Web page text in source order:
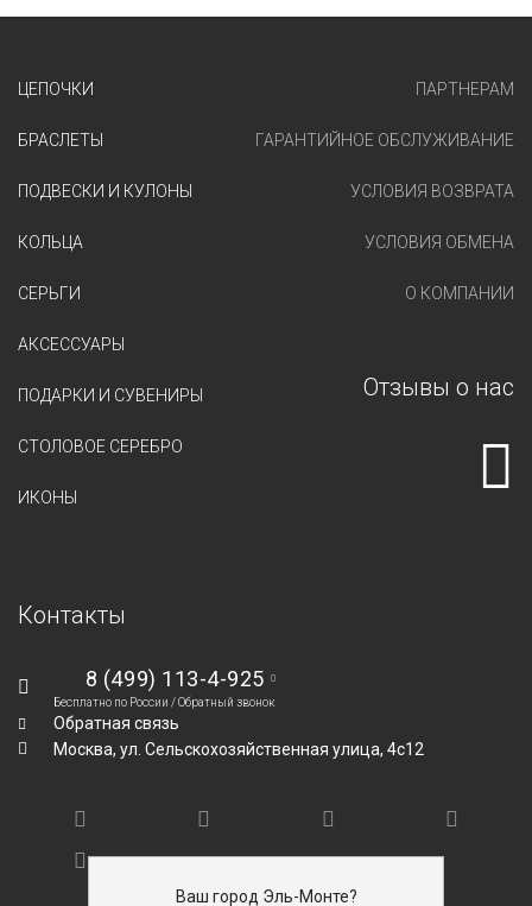
Ваш город Эль-Монте?
ЦЕПОЧКИ
БРАСЛЕТЫ
ПОДВЕСКИ И КУЛОНЫ
КОЛЬЦА
СЕРЬГИ
АКСЕССУАРЫ
ПОДАРКИ И СУВЕНИРЫ
СТОЛОВОЕ СЕРЕБРО
ИКОНЫ
ПАРТНЕРАМ
ГАРАНТИЙНОЕ ОБСЛУЖИВАНИЕ
УСЛОВИЯ ВОЗВРАТА
УСЛОВИЯ ОБМЕНА
О КОМПАНИИ
Отзывы о нас
Контакты
8 (499) 113-4-925
Бесплатно по России /Обратный звонок
Обратная связь
Москва, ул. Сельскохозяйственная улица, 4с12